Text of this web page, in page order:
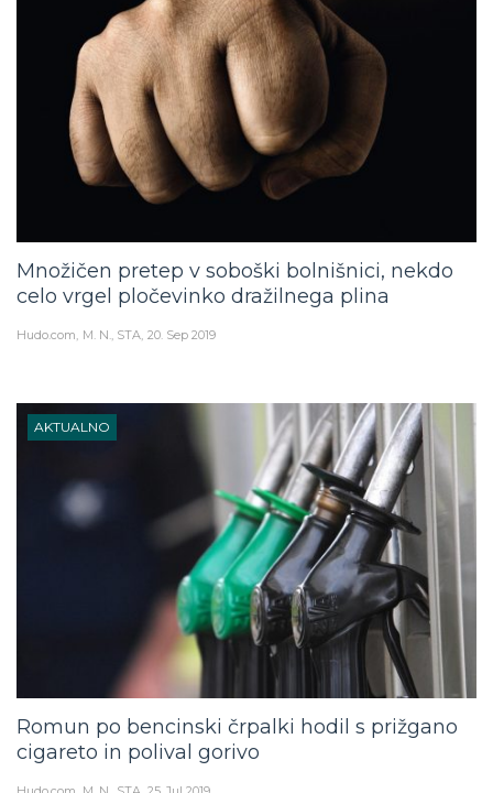
Množičen pretep v soboški bolnišnici, nekdo
celo vrgel pločevinko dražilnega plina
Hudo.com M. N., STA 20. Sep 2019
AKTUALNO
Romun po bencinski črpalki hodil s prižgano
cigareto in polival gorivo